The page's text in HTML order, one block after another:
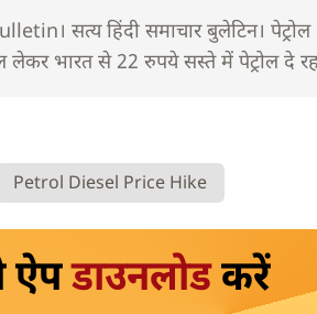
सत्य हिंदी समाचार बुलेटिन।
लेकर भारत से 22 रुपये सस्ते में पेट्रोल दे
Petrol Diesel Price Hike
ऐपडाउनलोडकरें